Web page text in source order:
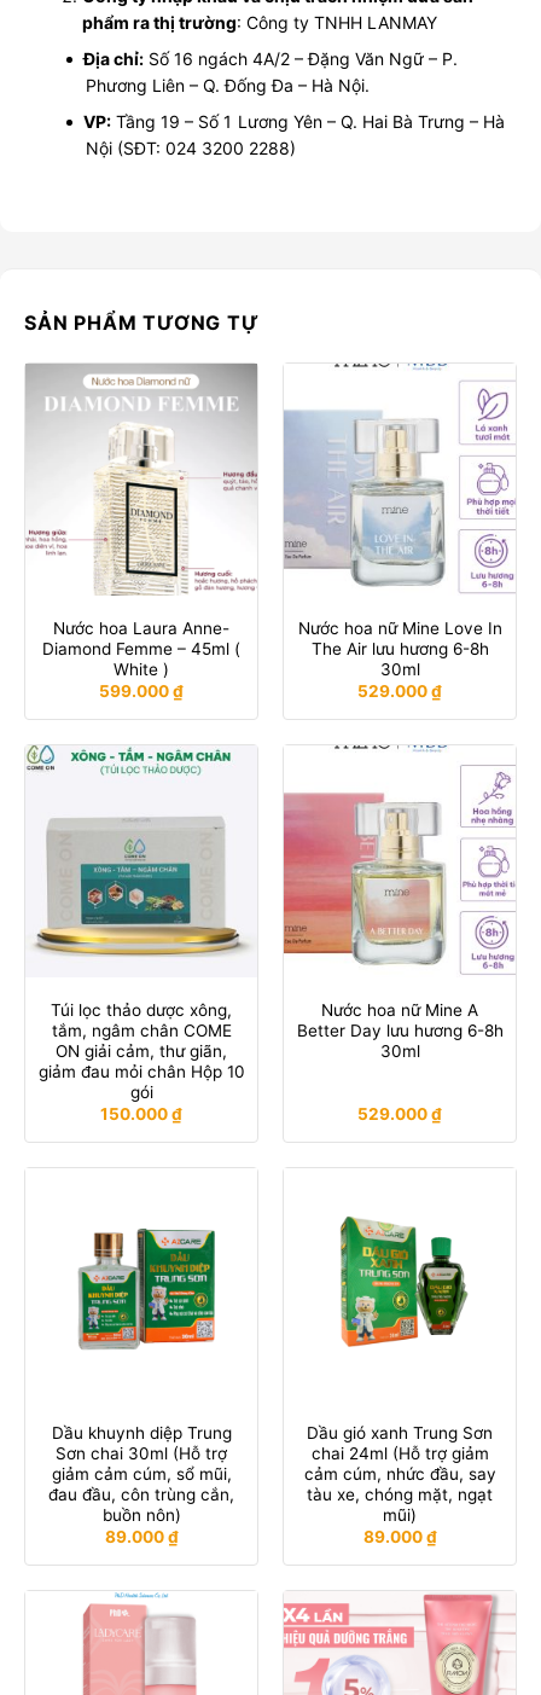
phẩm ra thị trường: Công ty TNHH LANMAY
Địa chỉ: Số 16 ngách 4A/2 – Đặng Văn Ngữ – P.
Phương Liên – Q. Đống Đa – Hà Nội.
VP: Tầng 19 – Số 1 Lương Yên – Q. Hai Bà Trưng – Hà
Nội (SĐT: 024 3200 2288)
SẢN PHẨM TƯƠNG TỰ
Nước hoa Laura Anne-
Diamond Femme – 45ml (
White )
599.000₫
Nước hoa nữ Mine Love In
The Air lưu hương 6-8h
30ml
529.000₫
Túi lọc thảo dược xông,
tắm, ngâm chân COME
ON giải cảm, thư giãn,
giảm đau mỏi chân Hộp 10
gói
150.000₫
Nước hoa nữ Mine A
Better Day lưu hương 6-8h
30ml
529.000₫
Dầu khuynh diệp Trung
Sơn chai 30ml (Hỗ trợ
giảm cảm cúm, sổ mũi,
đau đầu, côn trùng cắn,
buồn nôn)
89.000₫
Dầu gió xanh Trung Sơn
chai 24ml (Hỗ trợ giảm
cảm cúm, nhức đầu, say
tàu xe, chóng mặt, ngạt
mũi)
89.000₫